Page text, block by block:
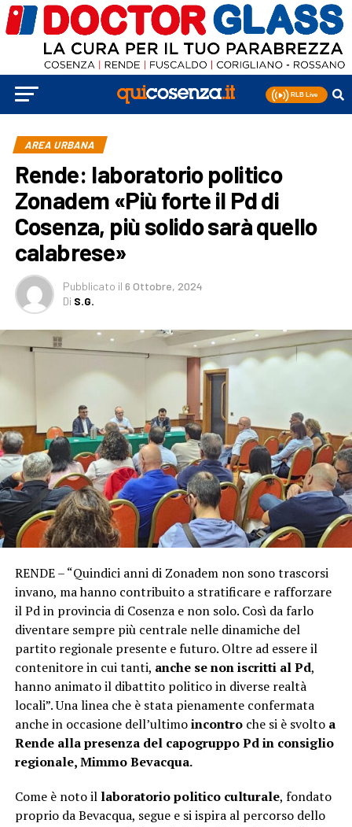
AREA URBANA
Rende: laboratorio politico
Zonadem «Più forte il Pd di
Cosenza, più solido sarà quello
calabrese»
Pubblicato il 6 Ottobre, 2024
Di S.G.
RENDE – “Quindici anni di Zonadem non sono trascorsi
invano, ma hanno contribuito a stratificare e rafforzare
il Pd in provincia di Cosenza e non solo. Così da farlo
diventare sempre più centrale nelle dinamiche del
partito regionale presente e futuro. Oltre ad essere il
contenitore in cui tanti, anche se non iscritti al Pd,
hanno animato il dibattito politico in diverse realtà
locali”. Una linea che è stata pienamente confermata
anche in occasione dell’ultimoincontroche si è svolto a
Rende alla presenza del capogruppo Pd in consiglio
regionale, Mimmo Bevacqua.
Come è noto il laboratorio politico culturale, fondato
proprio da Bevacqua, segue e si ispira al percorso dello